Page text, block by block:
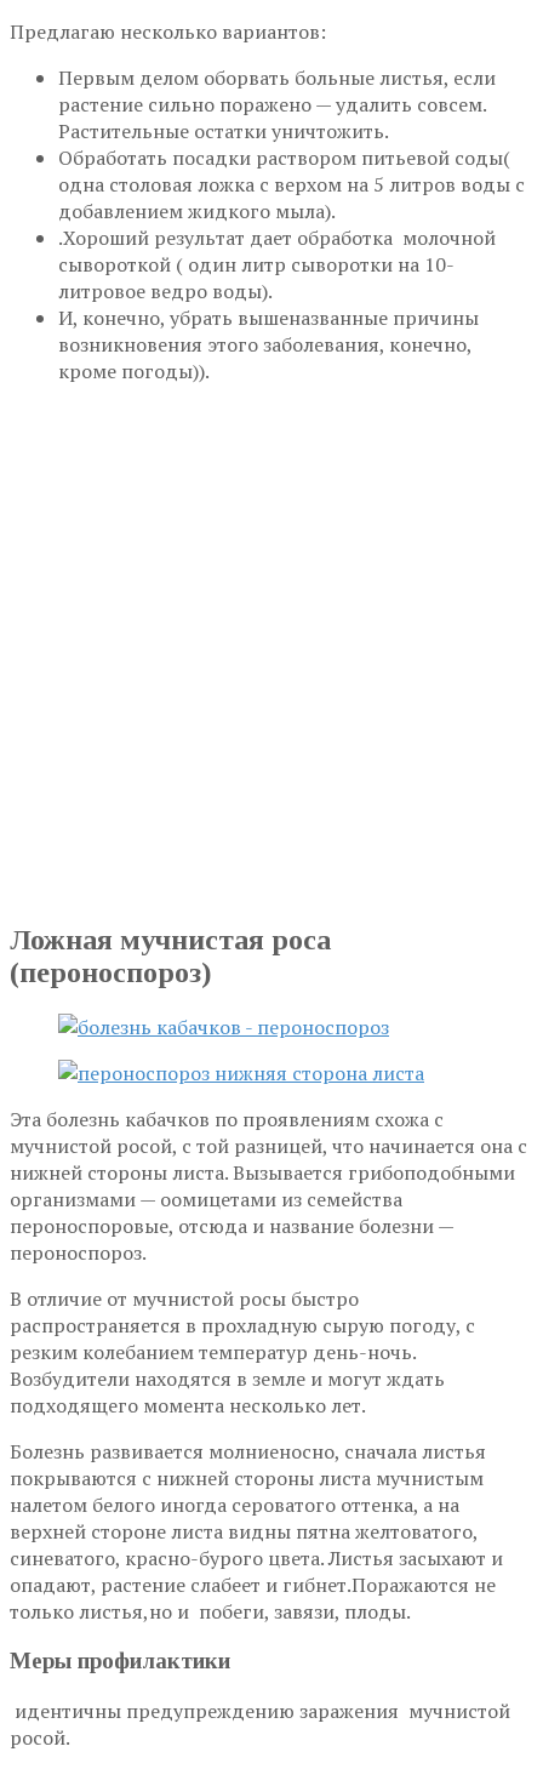
Предлагаю несколько вариантов:
Первым делом оборвать больные листья, если
растение сильно поражено — удалить совсем.
Растительные остатки уничтожить.
Обработать посадки раствором питьевой соды(
одна столовая ложка с верхом на 5 литров воды с
добавлением жидкого мыла).
.Хороший результат дает обработка молочной
сывороткой ( один литр сыворотки на 10-
литровое ведро воды).
И, конечно, убрать вышеназванные причины
возникновения этого заболевания, конечно,
кроме погоды)).
Ложная мучнистая роса
(пероноспороз)
Эта болезнь кабачков по проявлениям схожа с
мучнистой росой, с той разницей, что начинается она с
нижней стороны листа. Вызывается грибоподобными
организмами — оомицетами из семейства
пероноспоровые, отсюда и название болезни —
пероноспороз.
В отличие от мучнистой росы быстро
распространяется в прохладную сырую погоду, с
резким колебанием температур день-ночь.
Возбудители находятся в земле и могут ждать
подходящего момента несколько лет.
Болезнь развивается молниеносно, сначала листья
покрываются с нижней стороны листа мучнистым
налетом белого иногда сероватого оттенка, а на
верхней стороне листа видны пятна желтоватого,
синеватого, красно-бурого цвета. Листья засыхают и
опадают, растение слабеет и гибнет.Поражаются не
только листья,но и побеги, завязи, плоды.
Меры профилактики
идентичны предупреждению заражения мучнистой
росой.